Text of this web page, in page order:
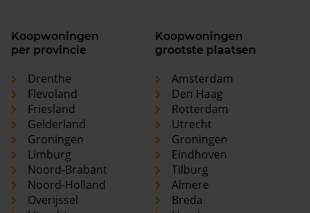
Koopwoningen
per provincie
Drenthe
Flevoland
Friesland
Gelderland
Groningen
Limburg
Noord-Brabant
Noord-Holland
Overijssel
Koopwoningen
grootste plaatsen
Amsterdam
Den Haag
Rotterdam
Utrecht
Groningen
Eindhoven
Tilburg
Almere
Breda